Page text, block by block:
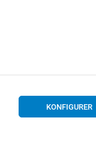
KONFIGURER